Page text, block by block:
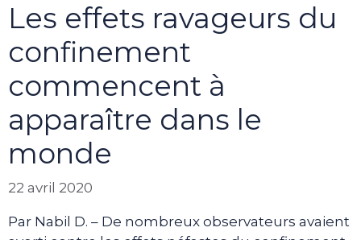
Les effets ravageurs du
confinement
commencent à
apparaître dans le
monde
22 avril 2020
Par Nabil D. – De nombreux observateurs avaient